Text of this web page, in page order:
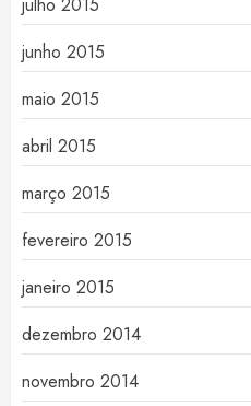
julho 2015
junho 2015
maio 2015
abril 2015
março 2015
fevereiro 2015
janeiro 2015
dezembro 2014
novembro 2014